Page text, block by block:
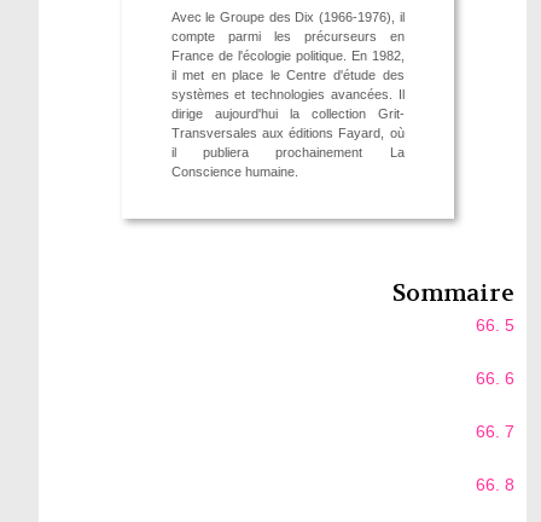
Avec le Groupe des Dix (1966-1976), il
compte parmi les précurseurs en
France de l'écologie politique. En 1982,
il met en place le Centre d'étude des
systèmes et technologies avancées. Il
dirige aujourd'hui la collection Grit-
Transversales aux éditions Fayard, où
il publiera prochainement La
Conscience humaine.
Sommaire
66. 5
66. 6
66. 7
66. 8